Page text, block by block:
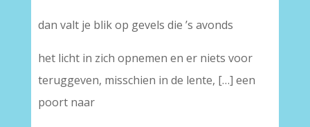
dan valt je blik op gevels die ’s avonds
het licht in zich opnemen en er niets voor
teruggeven, misschien in de lente, […] een
poort naar